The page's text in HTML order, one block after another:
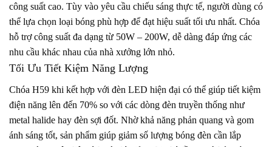
công suất cao. Tùy vào yêu cầu chiếu sáng thực tế, người dùng có
thể lựa chọn loại bóng phù hợp để đạt hiệu suất tối ưu nhất. Chóa
hỗ trợ công suất đa dạng từ 50W – 200W, dễ dàng đáp ứng các
nhu cầu khác nhau của nhà xưởng lớn nhỏ.
Tối Ưu Tiết Kiệm Năng Lượng
Chóa H59 khi kết hợp với đèn LED hiện đại có thể giúp tiết kiệm
điện năng lên đến 70% so với các dòng đèn truyền thống như
metal halide hay đèn sợi đốt. Nhờ khả năng phản quang và gom
ánh sáng tốt, sản phẩm giúp giảm số lượng bóng đèn cần lắp